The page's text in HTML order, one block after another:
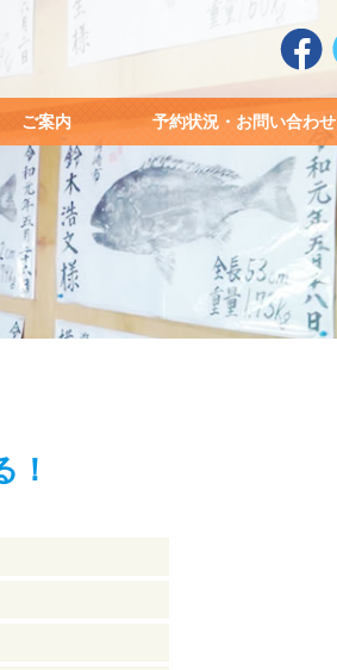
ご案内 予約状況・お問い合わせ
！